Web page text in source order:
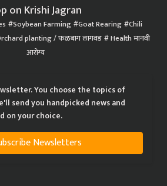
on Krishi Jagran
Soybean Farming Goat Rearing Chili
planting / फळबाग लागवड Health मानवी
आरोग्य
You choose the topics of
send you handpicked news and
on your choice.
Newsletters